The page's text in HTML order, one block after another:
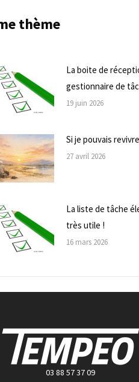
thème
La boite de
gestionnaire de
19 juin 2026
Si je pouvais
27 avril 2026
La liste de tâche
très utile !
16 mars 2026
03 88 57 37 09